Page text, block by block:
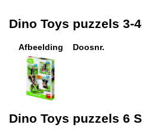
Dino Toys puzzels 3-
Afbeelding Doosnr.
Dino Toys puzzels 6